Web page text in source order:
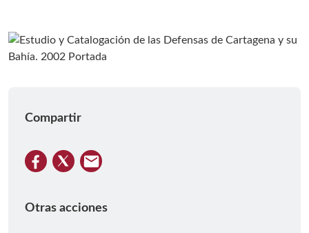
Compartir
Otras acciones